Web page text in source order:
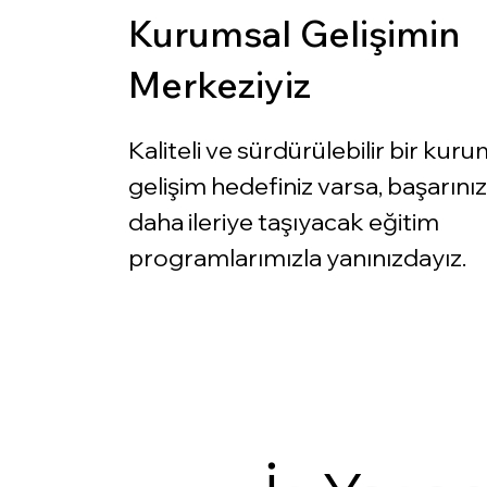
Kurumsal Gelişimin
Merkeziyiz
Kaliteli ve sürdürülebilir bir
gelişim hedefiniz varsa,
daha ileriye taşıyacak eğitim
programlarımızla yanınızdayız.